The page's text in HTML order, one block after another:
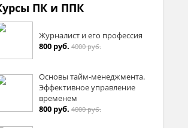
ПК и ППК
Журналист и его профессия
800 руб. 4000 руб.
Основы тайм-менеджмента.
Эффективное управление
временем
800 руб. 4000 руб.